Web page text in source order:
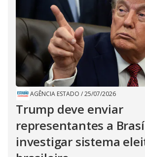
AGÊNCIA ESTADO /25/07/2026
Trump deve enviar
representantes a
investigar sistema